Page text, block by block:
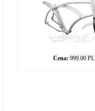
Cena: 999.00